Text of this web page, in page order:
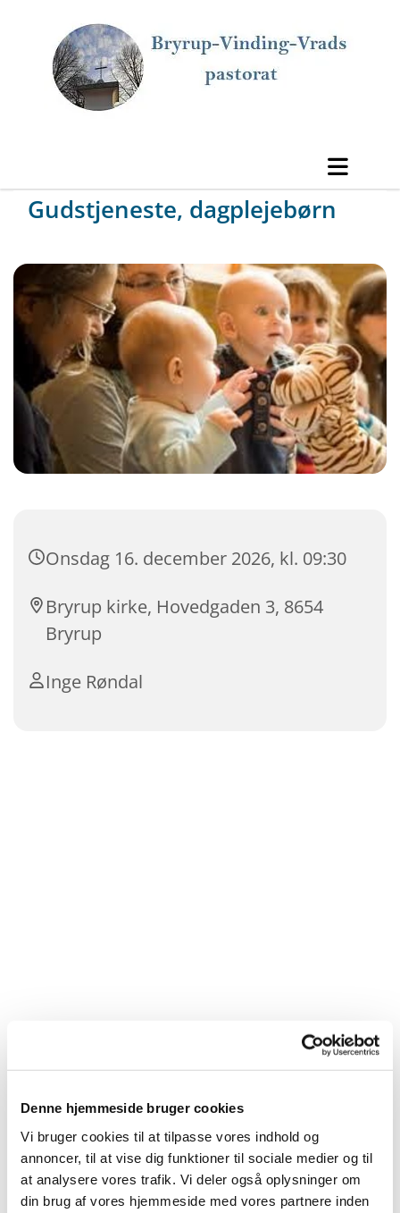
Denne hjemmeside bruger cookies
Vi bruger cookies til at tilpasse vores indhold og
annoncer, til at vise dig funktioner til sociale medier og til
at analysere vores trafik. Vi deler også oplysninger om
din brug af vores hjemmeside med vores partnere inden
Gudstjeneste, dagplejebørn
Onsdag 16. december 2026, kl. 09:30
Bryrup kirke, Hovedgaden 3, 8654
Bryrup
Inge Røndal
Du vil måske også kunne
lide...